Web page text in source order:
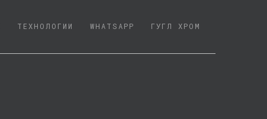
ТЕХНОЛОГИИ WHATSAPP ГУГЛ ХРОМ